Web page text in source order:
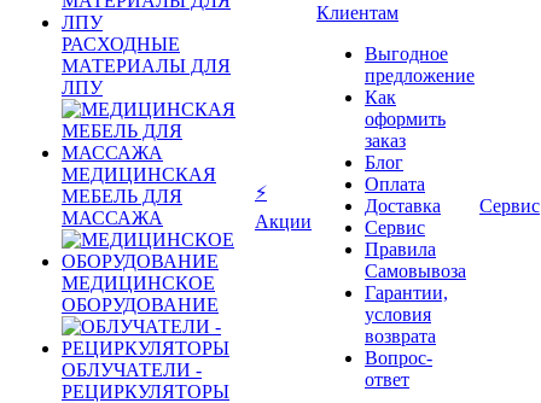
РАСХОДНЫЕ
МАТЕРИАЛЫ ДЛЯ
ЛПУ
МЕДИЦИНСКАЯ
МЕБЕЛЬ ДЛЯ
МАССАЖА
МЕДИЦИНСКОЕ
ОБОРУДОВАНИЕ
ОБЛУЧАТЕЛИ -
РЕЦИРКУЛЯТОРЫ
⚡
Акции
Клиентам
Выгодное
предложение
Как
оформить
заказ
Блог
Оплата
Доставка
Сервис
Правила
Самовывоза
Гарантии,
условия
возврата
Вопрос-
ответ
Сервис